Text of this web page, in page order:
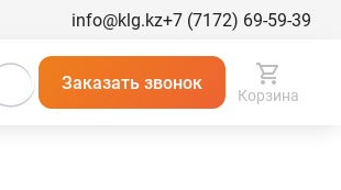
info@klg.kz+7 (7172) 69-59-39
Заказать звонок
Корзина